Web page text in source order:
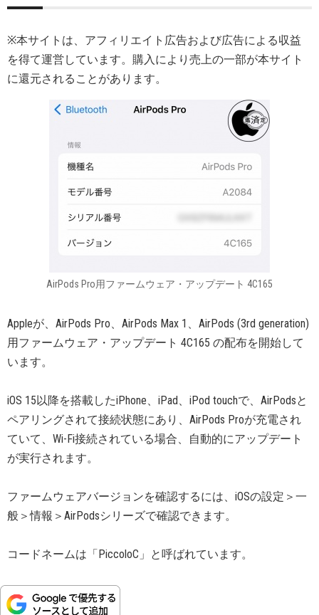
※本サイトは、アフィリエイト広告および広告による収益
を得て運営しています。購入により売上の一部が本サイト
に還元されることがあります。
AirPods Pro用ファームウェア・アップデート 4C165
Appleが、AirPods Pro、AirPods Max 1、AirPods (3rd generation)
用ファームウェア・アップデート 4C165 の配布を開始して
います。
iOS 15以降を搭載したiPhone、iPad、iPod touchで、AirPodsと
ペアリングされて接続状態にあり、AirPods Proが充電され
ていて、Wi-Fi接続されている場合、自動的にアップデート
が実行されます。
ファームウェアバージョンを確認するには、iOSの設定＞一
般＞情報＞AirPodsシリーズで確認できます。
コードネームは「PiccoloC」と呼ばれています。